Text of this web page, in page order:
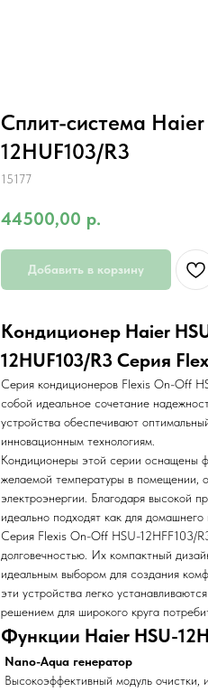
Сплит-система
12HUF103/R3
15177
44500,00 р.
Добавить в корзину
Кондиционер Haier
12HUF103/R3 Серия
Серия кондиционеров Flexis On-Off
собой идеальное сочетание
устройства обеспечивают
инновационным технологиям.
Кондиционеры этой серии оснащены
желаемой температуры в помещении,
электроэнергии. Благодаря высокой
идеально подходят как для
Серия Flexis On-Off HSU-12HFF103/
долговечностью. Их компактный
идеальным выбором для создания
эти устройства легко
решением для широкого круга
Функции Haier HSU-
Nano-Aqua генератор
Высокоэффективный модуль очистки,